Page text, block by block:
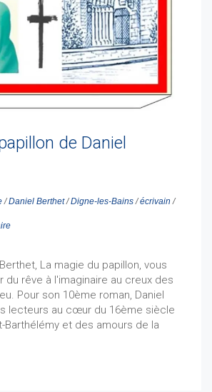
de Daniel
/Daniel Berthet/Digne-les-Bains/écrivain /
La magie du papillon, vous
rêve à l'imaginaire au creux des
Pour son 10ème roman, Daniel
lecteurs au cœur du 16ème siècle
Barthélémy et des amours de la